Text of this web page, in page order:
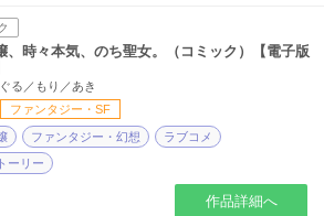
、時々本気、のち聖女。（コミック）【電子版
る／もり／あき
ファンタジー・SF
ファンタジー・幻想
ラブコメ
ーリー
作品詳細へ